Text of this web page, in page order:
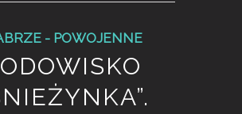
- POWOJENNE